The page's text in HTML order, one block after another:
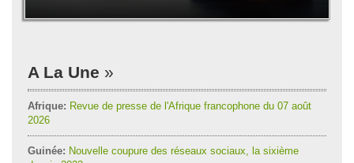
A La Une
Afrique: Revue de presse de l'Afrique francophone du 07 août
2026
Guinée: Nouvelle coupure des réseaux sociaux, la sixième